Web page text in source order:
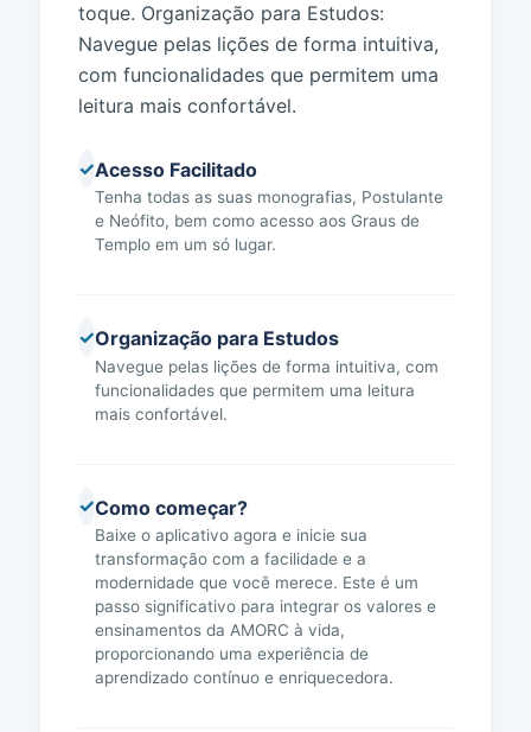
toque. Organização para Estudos:
Navegue pelas lições de forma intuitiva,
com funcionalidades que permitem uma
leitura mais confortável.
✓Acesso Facilitado
Tenha todas as suas monografias, Postulante
e Neófito, bem como acesso aos Graus de
Templo em um só lugar.
✓Organização para Estudos
Navegue pelas lições de forma intuitiva, com
funcionalidades que permitem uma leitura
mais confortável.
✓Como começar?
Baixe o aplicativo agora e inicie sua
transformação com a facilidade e a
modernidade que você merece. Este é um
passo significativo para integrar os valores e
ensinamentos da AMORC à vida,
proporcionando uma experiência de
aprendizado contínuo e enriquecedora.